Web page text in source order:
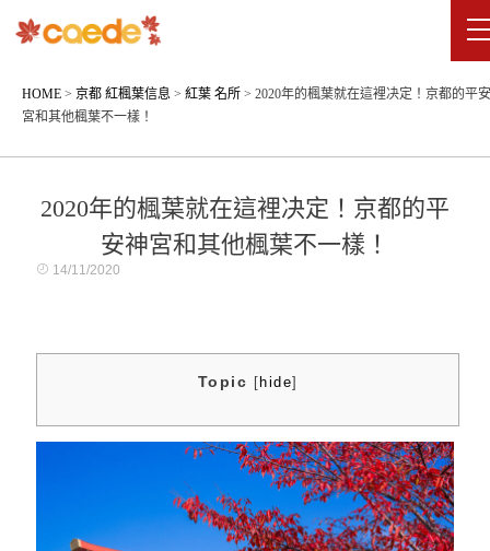
HOME > 京都 紅楓葉信息 > 紅葉 名所 > 2020年的楓葉就在這裡决定！京都的平
宮和其他楓葉不一樣！
2020年的楓葉就在這裡决定！京都的平
安神宮和其他楓葉不一樣！
14/11/2020
Topic [ hide]